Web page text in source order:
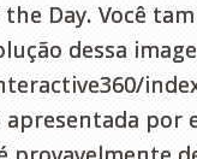
Day. Você
dessa
apresentada por